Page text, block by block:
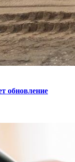
обновление